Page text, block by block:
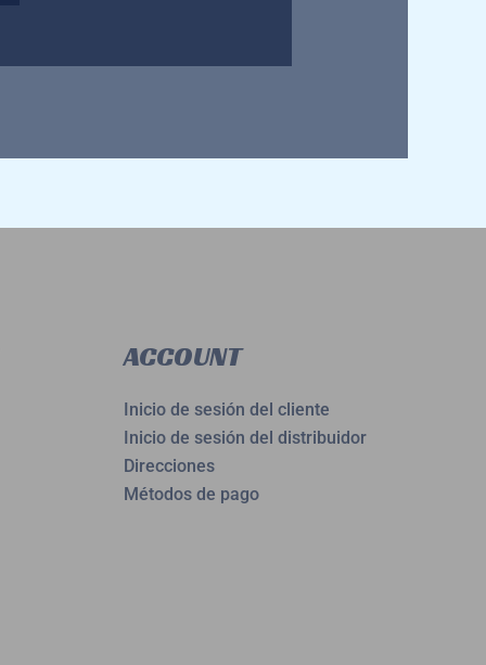
ACCOUNT
Inicio de sesión del cliente
Inicio de sesión del distribuidor
Direcciones
Métodos de pago